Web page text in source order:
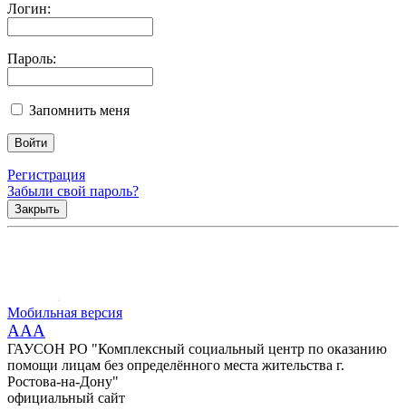
Логин:
Пароль:
Запомнить меня
Регистрация
Забыли свой пароль?
Закрыть
Мобильная версия
AAA
ГАУСОН РО "Комплексный социальный центр по оказанию
помощи лицам без определённого места жительства г.
Ростова-на-Дону"
официальный сайт